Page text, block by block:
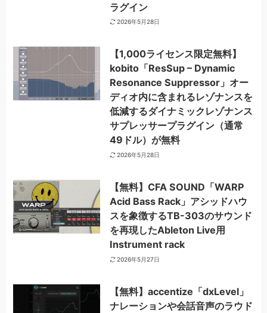
ラグイン
2026年5月28日
【1,000ライセンス限定無料】
kobito「ResSup – Dynamic
Resonance Suppressor」オー
ディオ内に含まれるレゾナンスを
低減するダイナミックレゾナンス
サプレッサープラグイン（通常
49ドル）が無料
2026年5月28日
【無料】CFA SOUND「WARP
Acid Bass Rack」アシッドハウ
スを象徴するTB-303のサウンド
を再現したAbleton Live用
Instrument rack
2026年5月27日
【無料】accentize「dxLevel」
ナレーションや会話音声のラウド